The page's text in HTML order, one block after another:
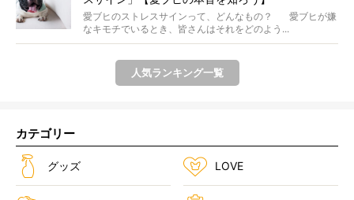
愛ブヒのストレスサインって、どんなもの？ 愛ブヒが嫌
なキモチでいるとき、皆さんはそれをどのよう...
人気ランキング一覧
カテゴリー
グッズ LOVE